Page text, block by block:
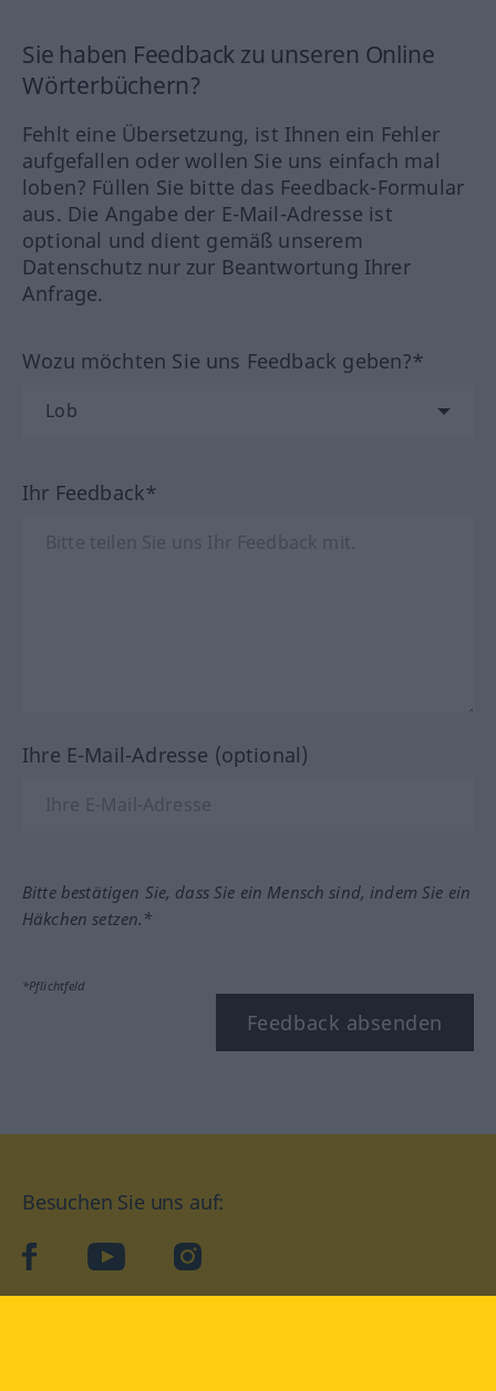
Sie haben Feedback zu unseren Online
Wörterbüchern?
Fehlt eine Übersetzung, ist Ihnen ein Fehler
aufgefallen oder wollen Sie uns einfach mal
loben? Füllen Sie bitte das Feedback-Formular
aus. Die Angabe der E-Mail-Adresse ist
optional und dient gemäß unserem
Datenschutz nur zur Beantwortung Ihrer
Anfrage.
Wozu möchten Sie uns Feedback geben?*
Ihr Feedback*
Ihre E-Mail-Adresse (optional)
Bitte bestätigen Sie, dass Sie ein Mensch sind, indem Sie ein
Häkchen setzen.*
*Pflichtfeld
Feedback absenden
Besuchen Sie uns auf:
facebookYouTube Instagram